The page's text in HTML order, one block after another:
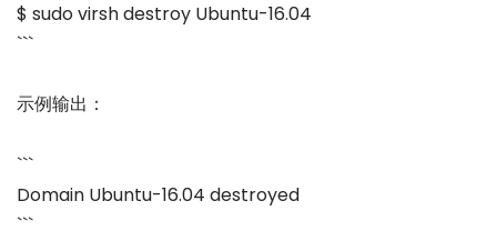
$ sudo virsh destroy Ubuntu-16.04
```
示例输出：
```
Domain Ubuntu-16.04 destroyed
```